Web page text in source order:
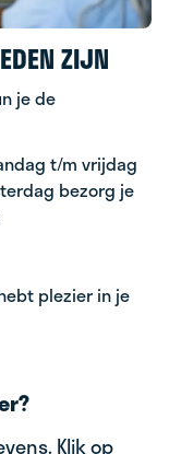
ZIJN
je de
t/m vrijdag
bezorg je
plezier in je
Klik op